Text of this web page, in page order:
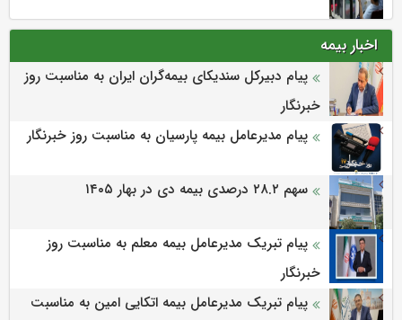
اخبار بیمه
پیام دبیرکل سندیکای بیمه‌گران ایران به مناسبت روز
خبرنگار
پیام مدیرعامل بیمه پارسیان به مناسبت روز خبرنگار
سهم ۲۸.۲ درصدی بیمه دی در بهار ۱۴۰۵
پیام تبریک مدیرعامل بیمه معلم به مناسبت روز
خبرنگار
پیام تبریک مدیرعامل بیمه اتکایی امین به مناسبت